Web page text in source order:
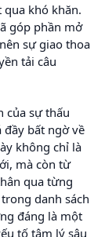
khó khăn.
góp phần mở
sự giao thoa
tải câu
của sự thấu
bất ngờ về
không chỉ là
mà còn từ
qua từng
danh sách
đáng là một
tố tâm lý sâu